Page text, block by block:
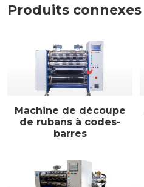
Produits connexes
Machine de découpe
de rubans à codes-
barres